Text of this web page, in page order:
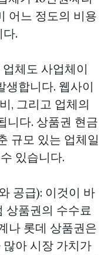
어느 정도의 비용
.
체도 사업체이
생합니다. 웹사이
, 그리고 업체의
니다. 상품권 현금
규모 있는 업체일
있습니다.
공급): 이것이 바
상품권의 수수료
나 롯데 상품권은
아 시장 가치가